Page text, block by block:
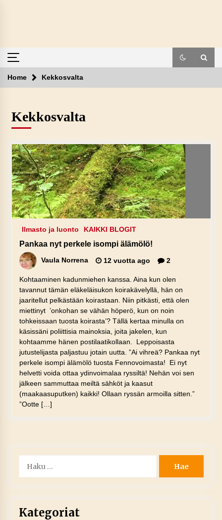
Home Kekkosvalta
Kekkosvalta
Ilmasto ja luonto KAIKKI BLOGIT
Pankaa nyt perkele isompi älämölö!
Vaula Norrena 12 vuotta ago 2
Kohtaaminen kadunmiehen kanssa. Aina kun olen
tavannut tämän eläkeläisukon koirakävelyllä, hän on
jaaritellut pelkästään koirastaan. Niin pitkästi, että olen
miettinyt ’onkohan se vähän höperö, kun on noin
tohkeissaan tuosta koirasta’? Tällä kertaa minulla on
käsissäni poliittisia mainoksia, joita jakelen, kun
kohtaamme hänen postilaatikollaan. Leppoisasta
jutustelijasta paljastuu jotain uutta. ”Ai vihreä? Pankaa nyt
perkele isompi älämölö tuosta Fennovoimasta! Ei nyt
helvetti voida ottaa ydinvoimalaa ryssiltä! Nehän voi sen
jälkeen sammuttaa meiltä sähköt ja kaasut
(maakaasuputken) kaikki! Ollaan ryssän armoilla sitten.”
”Ootte […]
Kategoriat